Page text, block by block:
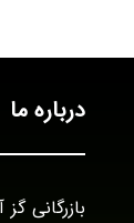
درباره ما